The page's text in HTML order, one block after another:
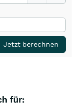
Jetzt berechnen
für: